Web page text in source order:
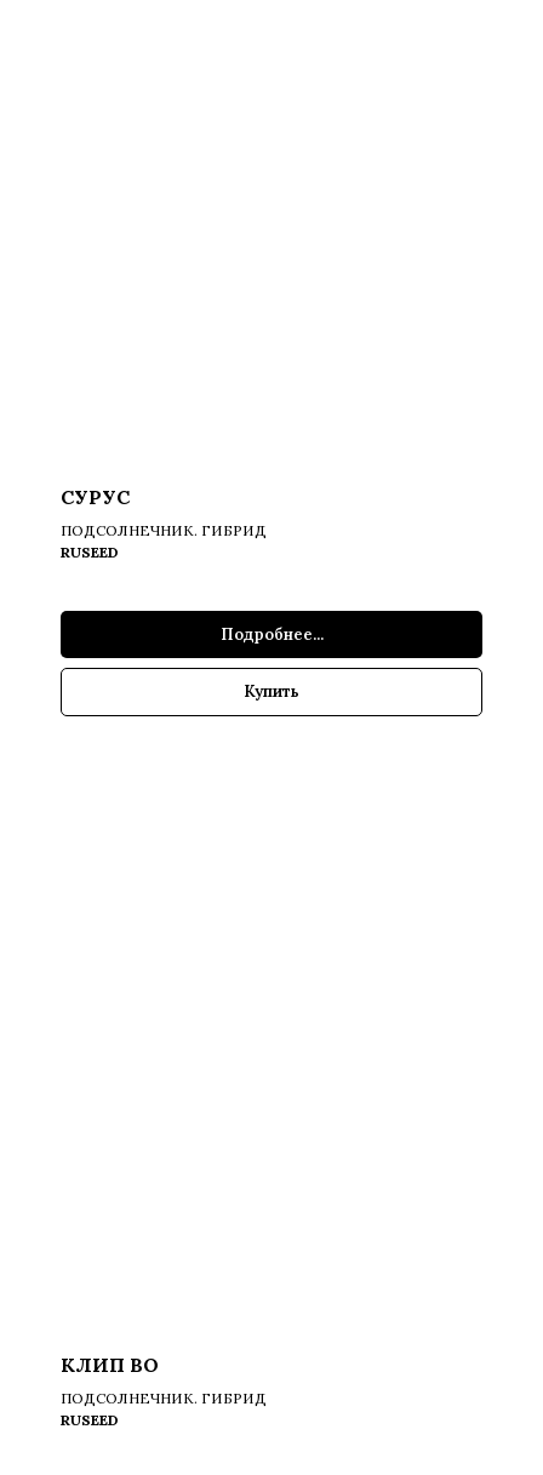
СУРУС
ПОДСОЛНЕЧНИК. ГИБРИД
RUSEED
Подробнее...
Купить
КЛИП ВО
ПОДСОЛНЕЧНИК. ГИБРИД
RUSEED